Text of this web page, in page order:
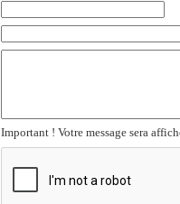
Important ! Votre message sera